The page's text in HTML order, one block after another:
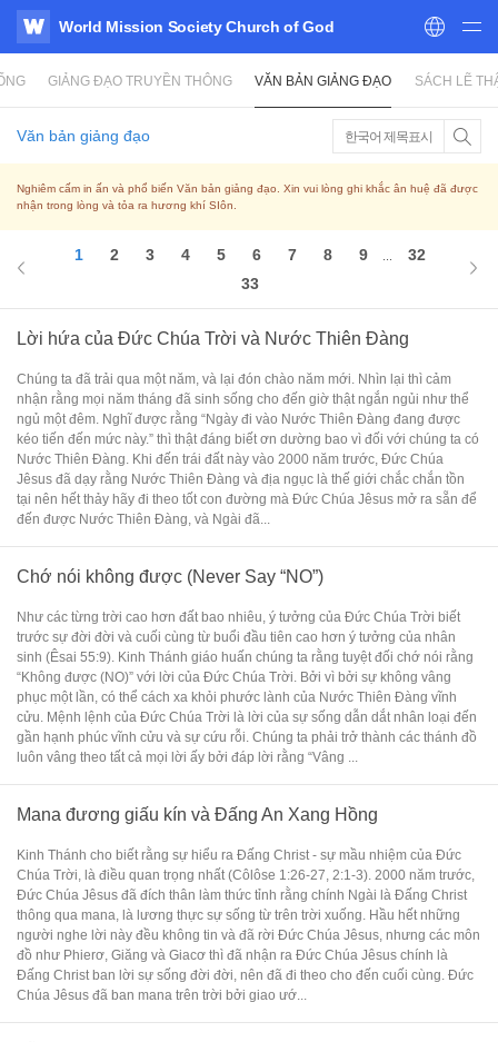
WATV
World Mission Society Church of God
GIẢNG ĐẠO TRUYỀN THÔNG VĂN BẢN GIẢNG ĐẠO SÁCH LẼ
Văn bản giảng đạo 한국어 제목표시
Nghiêm cấm in ấn và phổ biến Văn bản giảng đạo. Xin vui lòng ghi khắc ân huệ đã được
nhận trong lòng và tỏa ra hương khí SIôn.
1 2 3 4 5 6 7 8 9
32
33
Lời hứa của Đức Chúa Trời và Nước Thiên Đàng
Chúng ta đã trải qua một năm, và lại đón chào năm mới. Nhìn lại thì cảm
nhận rằng mọi năm tháng đã sinh sống cho đến giờ thật ngắn ngủi như thể
ngủ một đêm. Nghĩ được rằng “Ngày đi vào Nước Thiên Đàng đang được
kéo tiến đến mức này.” thì thật đáng biết ơn dường bao vì đối với chúng ta có
Nước Thiên Đàng. Khi đến trái đất này vào 2000 năm trước, Đức Chúa
Jêsus đã dạy rằng Nước Thiên Đàng và địa ngục là thế giới chắc chắn tồn
tại nên hết thảy hãy đi theo tốt con đường mà Đức Chúa Jêsus mở ra sẵn để
đến được Nước Thiên Đàng, và Ngài đã...
Chớ nói không được (Never Say “NO”)
Như các từng trời cao hơn đất bao nhiêu, ý tưởng của Đức Chúa Trời biết
trước sự đời đời và cuối cùng từ buổi đầu tiên cao hơn ý tưởng của nhân
sinh (Êsai 55:9). Kinh Thánh giáo huấn chúng ta rằng tuyệt đối chớ nói rằng
“Không được (NO)” với lời của Đức Chúa Trời. Bởi vì bởi sự không vâng
phục một lần, có thể cách xa khỏi phước lành của Nước Thiên Đàng vĩnh
cửu. Mệnh lệnh của Đức Chúa Trời là lời của sự sống dẫn dắt nhân loại đến
gần hạnh phúc vĩnh cửu và sự cứu rỗi. Chúng ta phải trở thành các thánh đồ
luôn vâng theo tất cả mọi lời ấy bởi đáp lời rằng “Vâng ...
Mana đương giấu kín và Đấng An Xang Hồng
Kinh Thánh cho biết rằng sự hiểu ra Đấng Christ - sự mầu nhiệm của Đức
Chúa Trời, là điều quan trọng nhất (Côlôse 1:26-27, 2:1-3). 2000 năm trước,
Đức Chúa Jêsus đã đích thân làm thức tỉnh rằng chính Ngài là Đấng Christ
thông qua mana, là lương thực sự sống từ trên trời xuống. Hầu hết những
người nghe lời này đều không tin và đã rời Đức Chúa Jêsus, nhưng các môn
đồ như Phierơ, Giăng và Giacơ thì đã nhận ra Đức Chúa Jêsus chính là
Đấng Christ ban lời sự sống đời đời, nên đã đi theo cho đến cuối cùng. Đức
Chúa Jêsus đã ban mana trên trời bởi giao ướ...